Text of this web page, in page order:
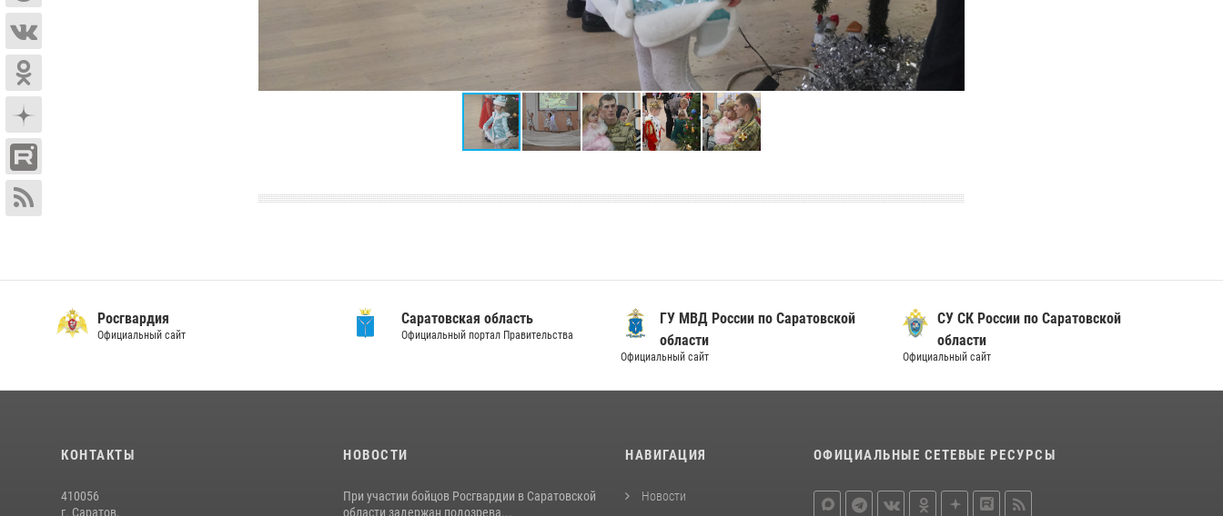
Росгвардия
Официальный сайт
Саратовская область
Официальный портал Правительства
ГУ МВД России по Саратовской
области
Официальный сайт
СУ СК России по Саратовской
области
Официальный сайт
КОНТАКТЫ
410056
г. Саратов,
НОВОСТИ
При участии бойцов Росгвардии в Саратовской
области задержан подозрева...
НАВИГАЦИЯ
Новости
ОФИЦИАЛЬНЫЕ СЕТЕВЫЕ РЕСУРСЫ